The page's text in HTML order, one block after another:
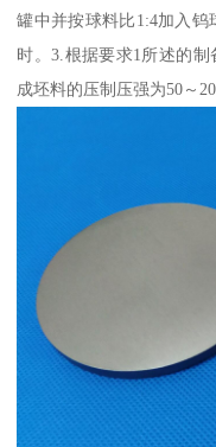
罐中并按球料比1:4加入
时。3.根据要求1所述的
成坯料的压制压强为50～